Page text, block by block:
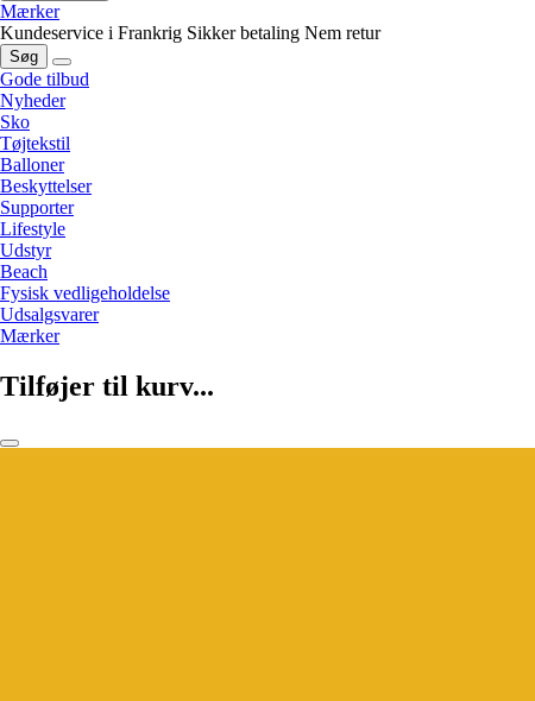
Mærker
Kundeservice i Frankrig Sikker betaling Nem retur
Søg
Gode tilbud
Nyheder
Sko
Tøjtekstil
Balloner
Beskyttelser
Supporter
Lifestyle
Udstyr
Beach
Fysisk vedligeholdelse
Udsalgsvarer
Mærker
Tilføjer til kurv...